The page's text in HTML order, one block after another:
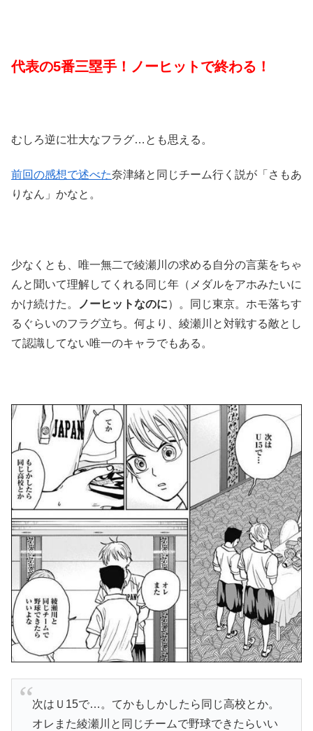
代表の5番三塁手！ノーヒットで終わる！
むしろ逆に壮大なフラグ…とも思える。
前回の感想で述べた奈津緒と同じチーム行く説が「さもあ
りなん」かなと。
少なくとも、唯一無二で綾瀬川の求める自分の言葉をちゃ
んと聞いて理解してくれる同じ年（メダルをアホみたいに
かけ続けた。
ノーヒットなのに）。同じ東京。ホモ落ちす
るぐらいのフラグ立ち。何より、綾瀬川と対戦する敵とし
て認識してない唯一のキャラでもある。
次はＵ15で…。てかもしかしたら同じ高校とか。
オレまた綾瀬川と同じチームで野球できたらいい